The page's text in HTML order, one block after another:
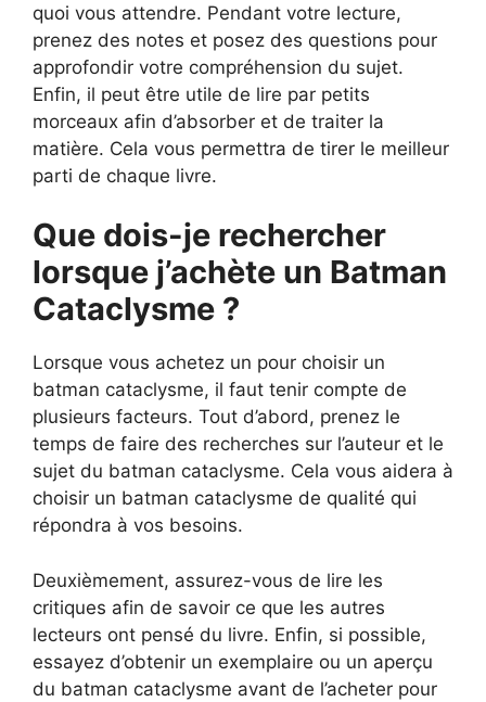
quoi vous attendre. Pendant votre lecture,
prenez des notes et posez des questions pour
approfondir votre compréhension du sujet.
Enfin, il peut être utile de lire par petits
morceaux afin d’absorber et de traiter la
matière. Cela vous permettra de tirer le meilleur
parti de chaque livre.
Que dois-je rechercher
lorsque j’achète un Batman
Cataclysme ?
Lorsque vous achetez un pour choisir un
batman cataclysme, il faut tenir compte de
plusieurs facteurs. Tout d’abord, prenez le
temps de faire des recherches sur l’auteur et le
sujet du batman cataclysme. Cela vous aidera à
choisir un batman cataclysme de qualité qui
répondra à vos besoins.
Deuxièmement, assurez-vous de lire les
critiques afin de savoir ce que les autres
lecteurs ont pensé du livre. Enfin, si possible,
essayez d’obtenir un exemplaire ou un aperçu
du batman cataclysme avant de l’acheter pour